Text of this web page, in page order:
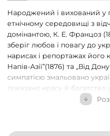
Народжений і вихований у
етнічному середовищі з
домінантою, К. Е. Францоз
зберіг любов і повагу до
нарисах і репортажах його
Напів-Азії”(1876) та „Від
симпатією змальовано
показано красу й багатство
пісень, відтворено героїчні
особистої долі та велич